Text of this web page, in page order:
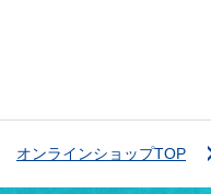
オンラインショップTOP